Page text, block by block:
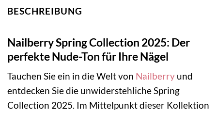
BESCHREIBUNG
Nailberry Spring Collection 2025: Der
perfekte Nude-Ton für Ihre Nägel
Tauchen Sie ein in die Welt von Nailberry und
entdecken Sie die unwiderstehliche Spring
Collection 2025. Im Mittelpunkt dieser Kollektion